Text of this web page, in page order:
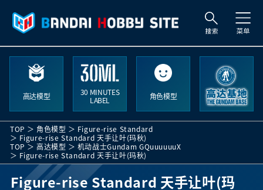
高达模型
30 MINUTES
LABEL
角色模型
TOP 角色模型
Figure-rise Standard
Figure-rise Standard 天手让叶(玛秋)
TOP
高达模型
机动战士Gundam GQuuuuuuX
Figure-rise Standard 天手让叶(玛秋)
Figure-rise Standard 天手让叶(玛